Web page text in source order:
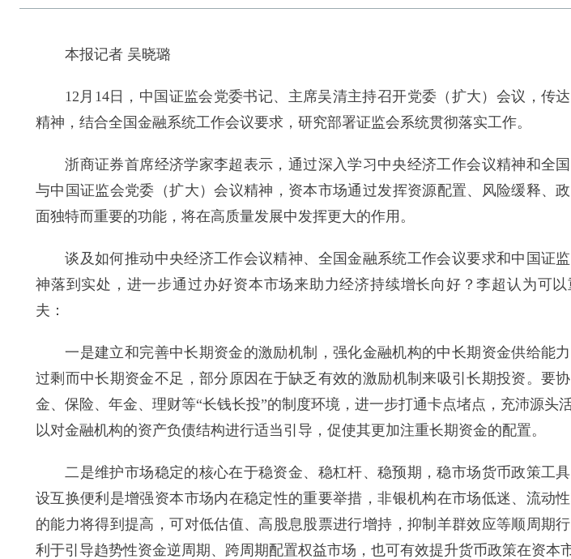
本报记者 吴晓璐
12月14日，中国证监会党委书记、主席吴清主持召开党委（扩大）会议，传
精神，结合全国金融系统工作会议要求，研究部署证监会系统贯彻落实工作。
浙商证券首席经济学家李超表示，通过深入学习中央经济工作会议精神和全
与中国证监会党委（扩大）会议精神，资本市场通过发挥资源配置、风险缓释、
面独特而重要的功能，将在高质量发展中发挥更大的作用。
谈及如何推动中央经济工作会议精神、全国金融系统工作会议要求和中国证
神落到实处，进一步通过办好资本市场来助力经济持续增长向好？李超认为可
夫：
一是建立和完善中长期资金的激励机制，强化金融机构的中长期资金供给能
过剩而中长期资金不足，部分原因在于缺乏有效的激励机制来吸引长期投资。要
金、保险、年金、理财等“长钱长投”的制度环境，进一步打通卡点堵点，充沛源头
以对金融机构的资产负债结构进行适当引导，促使其更加注重长期资金的配置。
二是维护市场稳定的核心在于稳资金、稳杠杆、稳预期，稳市场货币政策工具
设互换便利是增强资本市场内在稳定性的重要举措，非银机构在市场低迷、流动
的能力将得到提高，可对低估值、高股息股票进行增持，抑制羊群效应等顺周期
利于引导趋势性资金逆周期、跨周期配置权益市场，也可有效提升货币政策在资本